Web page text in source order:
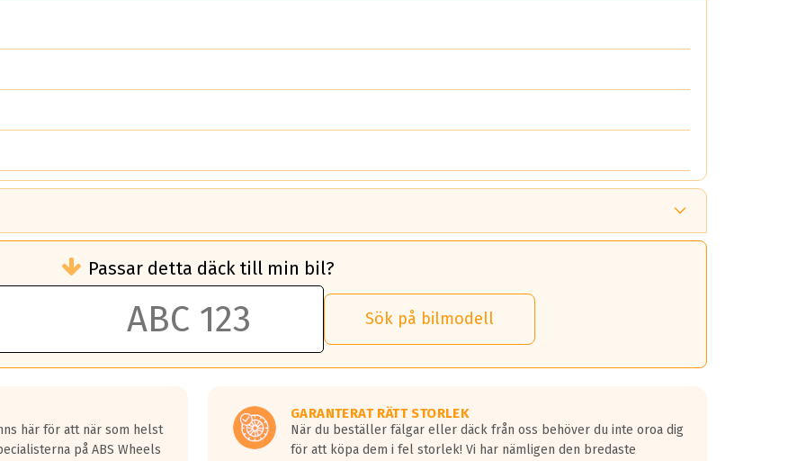
än ett klass G däck.
50 liter bränsle med ett klass A däck gentemot ett klass G däck.
vilken rutt du kör, samt vilken körstil du använder.
lastbilar.
på en väg där det ligger 0.5-1.5 mm vatten.
fyra billängder( ca 18meter) mellan däck med betyg A gentemot
Passar detta däck till min bil?
Sök på bilmodell
här för att när som helst
på ABS Wheels
GARANTERAT RÄTT STORLEK
När du beställer fälgar eller däck från oss behöver du inte oroa dig
för att köpa dem i fel storlek! Vi har nämligen den bredaste